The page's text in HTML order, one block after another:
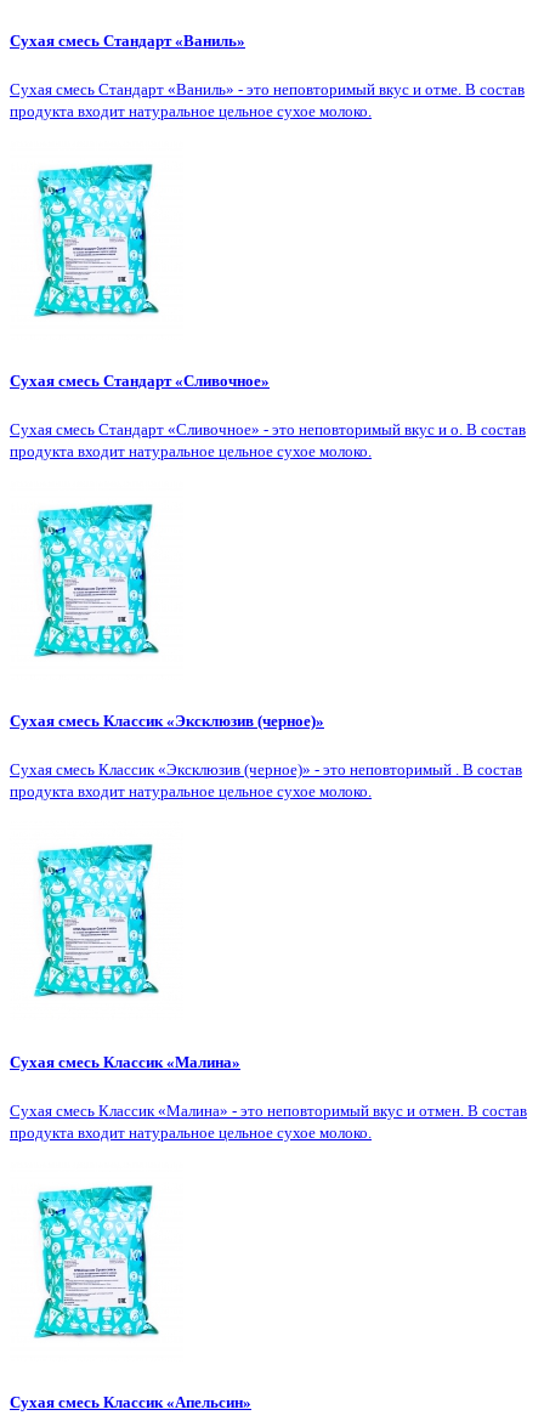
Сухая смесь Стандарт «Ваниль»
Сухая смесь Стандарт «Ваниль» - это неповторимый вкус и отме. В состав
продукта входит натуральное цельное сухое молоко.
Сухая смесь Стандарт «Сливочное»
Сухая смесь Стандарт «Сливочное» - это неповторимый вкус и о. В состав
продукта входит натуральное цельное сухое молоко.
Сухая смесь Классик «Эксклюзив (черное)»
Сухая смесь Классик «Эксклюзив (черное)» - это неповторимый . В состав
продукта входит натуральное цельное сухое молоко.
Сухая смесь Классик «Малина»
Сухая смесь Классик «Малина» - это неповторимый вкус и отмен. В состав
продукта входит натуральное цельное сухое молоко.
Сухая смесь Классик «Апельсин»